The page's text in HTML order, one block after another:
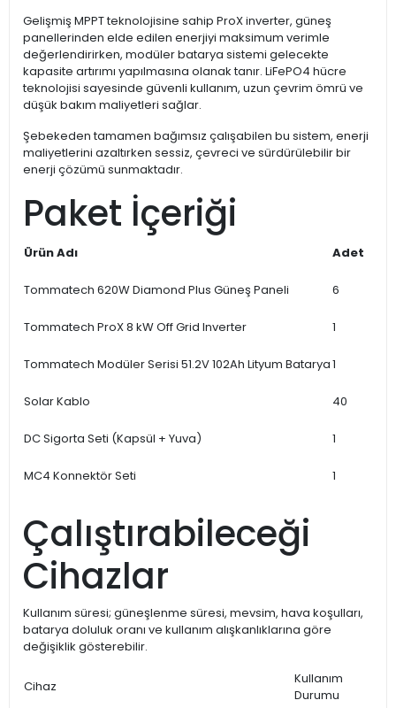
Gelişmiş MPPT teknolojisine sahip ProX inverter, güneş
panellerinden elde edilen enerjiyi maksimum verimle
değerlendirirken, modüler batarya sistemi gelecekte
kapasite artırımı yapılmasına olanak tanır. LiFePO4 hücre
teknolojisi sayesinde güvenli kullanım, uzun çevrim ömrü ve
düşük bakım maliyetleri sağlar.
Şebekeden tamamen bağımsız çalışabilen bu sistem, enerji
maliyetlerini azaltırken sessiz, çevreci ve sürdürülebilir bir
enerji çözümü sunmaktadır.
Paket İçeriği
Ürün Adı Adet
Tommatech 620W Diamond Plus Güneş Paneli 6
Tommatech ProX 8 kW Off Grid Inverter 1
Tommatech Modüler Serisi 51.2V 102Ah Lityum Batarya1
Solar Kablo 40
DC Sigorta Seti (Kapsül + Yuva) 1
MC4 Konnektör Seti 1
Çalıştırabileceği
Cihazlar
Kullanım süresi; güneşlenme süresi, mevsim, hava koşulları,
batarya doluluk oranı ve kullanım alışkanlıklarına göre
değişiklik gösterebilir.
Cihaz
Kullanım
Durumu